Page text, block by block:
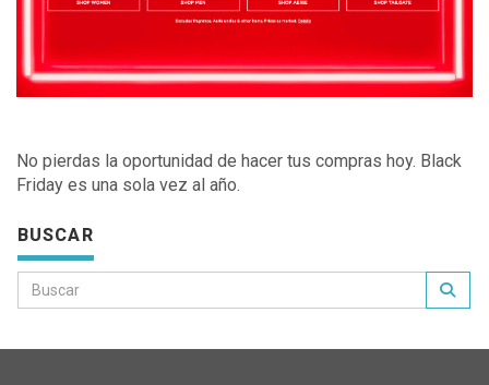
No pierdas la oportunidad de hacer tus compras hoy. Black
Friday es una sola vez al año.
BUSCAR